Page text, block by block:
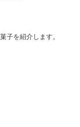
子を紹介します。